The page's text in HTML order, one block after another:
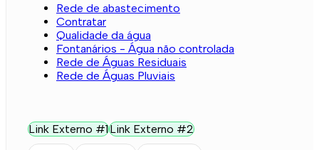
Rede de abastecimento
Contratar
Qualidade da água
Fontanários - Água não controlada
Rede de Águas Residuais
Rede de Águas Pluviais
Link Externo #1Link Externo #2